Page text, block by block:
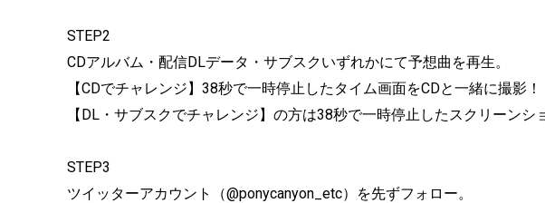
STEP2
CDアルバム・配信DLデータ・サブスクいずれかにて予想曲を再生。
【CDでチャレンジ】38秒で一時停止したタイム画面をCDと一緒に撮影！
【DL・サブスクでチャレンジ】の方は38秒で一時停止したスクリーンシ
STEP3
ツイッターアカウント（@ponycanyon_etc）を先ずフォロー。